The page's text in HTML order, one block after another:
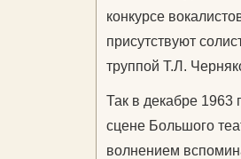
конкурсе
присутствуют
труппой Т.Л.
Так в декабре 1963
сцене Большого
волнением